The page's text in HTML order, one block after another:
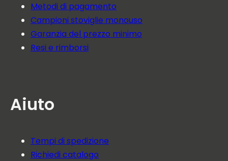
Metodi di pagamento
Campioni stoviglie monouso
Garanzia del prezzo minimo
Resi e rimborsi
Aiuto
Tempi di spedizione
Richiedi catalogo